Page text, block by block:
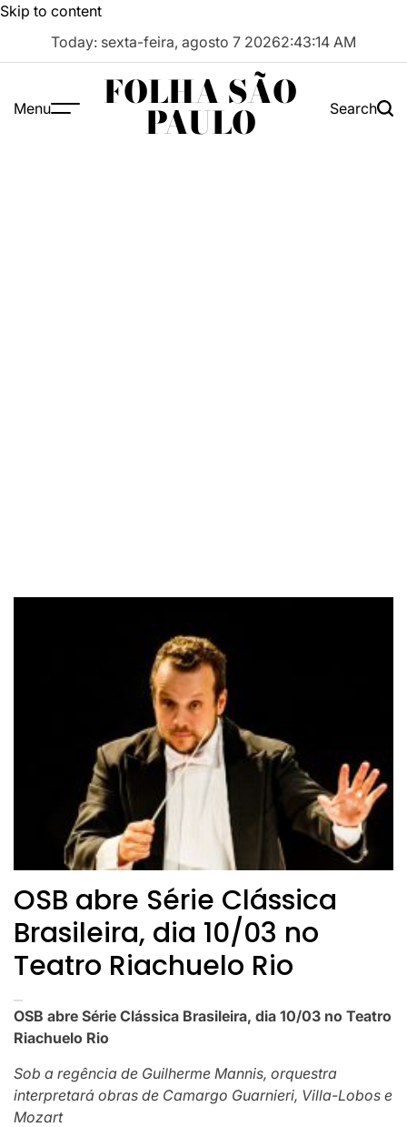
Skip to content
Today: sexta-feira, agosto 7 20262:43:15 AM
Menu FOLHA SÃO
PAULO Search
OSB abre Série Clássica
Brasileira, dia 10/03 no
Teatro Riachuelo Rio
OSB abre Série Clássica Brasileira, dia 10/03 no Teatro
Riachuelo Rio
Sob a regência de Guilherme Mannis, orquestra
interpretará obras de Camargo Guarnieri, Villa-Lobos e
Mozart